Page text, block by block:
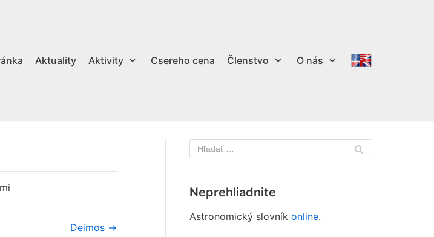
Aktuality Aktivity Csereho cena Členstvo O nás
Deimos →
Neprehliadnite
Astronomický slovník online.